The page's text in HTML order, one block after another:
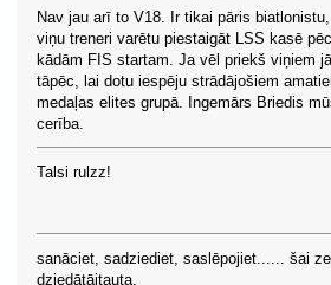
Nav jau arī to V18. Ir tikai pāris
viņu treneri varētu piestaigāt LSS kasē
kādām FIS startam. Ja vēl priekš viņiem
tāpēc, lai dotu iespēju strādājošiem
medaļas elites grupā. Ingemārs Briedis
cerība.
Talsi rulzz!
sanāciet, sadziediet, saslēpojiet...... šai
dziedātājtauta.